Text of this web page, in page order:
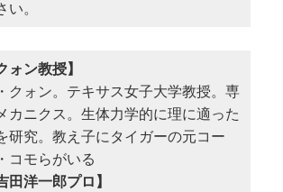
い。
ォン教授】
クォン。テキサス女子大学教授。専
カニクス。生体力学的に理に適った
研究。教え子にタイガーの元コー
コモらがいる
田洋一郎プロ】